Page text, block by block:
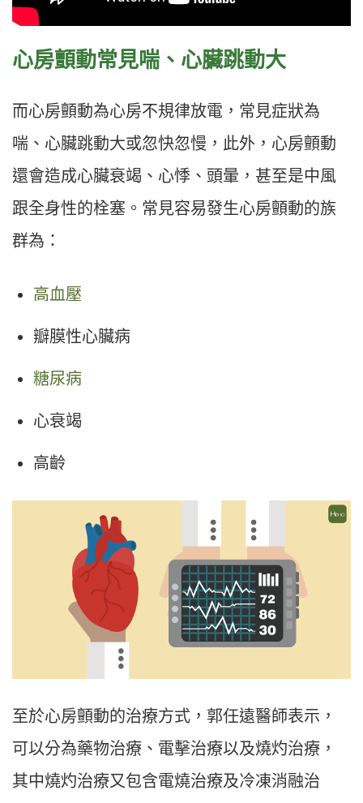
心房顫動常見喘、心臟跳動大
而心房顫動為心房不規律放電，常見症狀為
喘、心臟跳動大或忽快忽慢，此外，心房顫動
還會造成心臟衰竭、心悸、頭暈，甚至是中風
跟全身性的栓塞。常見容易發生心房顫動的族
群為：
高血壓
瓣膜性心臟病
糖尿病
心衰竭
高齡
至於心房顫動的治療方式，郭任遠醫師表示，
可以分為藥物治療、電擊治療以及燒灼治療，
其中燒灼治療又包含電燒治療及冷凍消融治